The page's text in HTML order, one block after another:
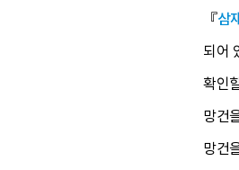
『삼
되어
확인
망건
망건